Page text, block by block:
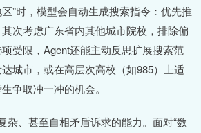
”时，模型会自动生成搜索指令：优先推
次考虑广东省内其他城市院校，排除偏
受限，Agent还能主动反思扩展搜索范
城市，或在高层次高校（如985）上适
争取冲一冲的机会。
杂、甚至自相矛盾诉求的能力。面对“数